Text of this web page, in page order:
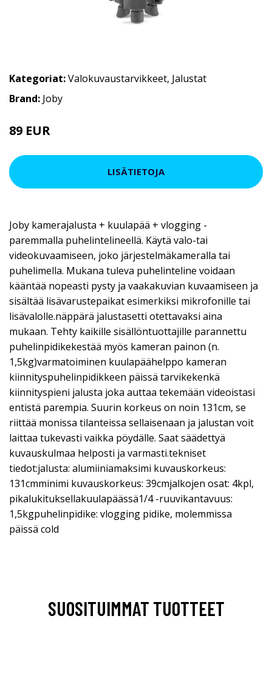
Kategoriat:Valokuvaustarvikkeet, Jalustat
Brand: Joby
89 EUR
LISÄTIETOJA
Joby kamerajalusta + kuulapää + vlogging -
paremmalla puhelintelineellä. Käytä valo-tai
videokuvaamiseen, joko järjestelmäkameralla tai
puhelimella. Mukana tuleva puhelinteline voidaan
kääntää nopeasti pysty ja vaakakuvian kuvaamiseen ja
sisältää lisävarustepaikat esimerkiksi mikrofonille tai
lisävalolle.näppärä jalustasetti otettavaksi aina
mukaan. Tehty kaikille sisällöntuottajille parannettu
puhelinpidikekestää myös kameran painon (n.
1,5kg)varmatoiminen kuulapäähelppo kameran
kiinnityspuhelinpidikkeen päissä tarvikekenkä
kiinnityspieni jalusta joka auttaa tekemään videoistasi
entistä parempia. Suurin korkeus on noin 131cm, se
riittää monissa tilanteissa sellaisenaan ja jalustan voit
laittaa tukevasti vaikka pöydälle. Saat säädettyä
kuvauskulmaa helposti ja varmasti.tekniset
tiedot:jalusta: alumiiniamaksimi kuvauskorkeus:
131cmminimi kuvauskorkeus: 39cmjalkojen osat: 4kpl,
pikalukituksellakuulapäässä1/4 -ruuvikantavuus:
1,5kgpuhelinpidike: vlogging pidike, molemmissa
päissä cold
SUOSITUIMMAT TUOTTEET